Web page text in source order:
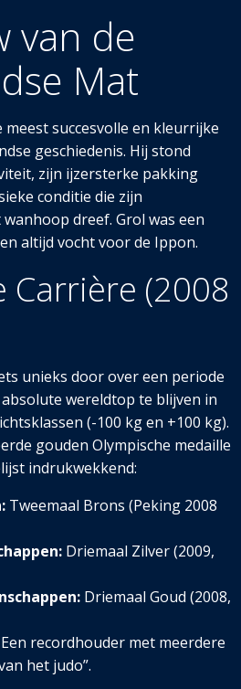
van de
Mat
meest succesvolle en kleurrijke
geschiedenis. Hij stond
zijn ijzersterke pakking
conditie die zijn
dreef. Grol was een
altijd vocht voor de Ippon.
Carrière (2008
unieks door over een periode
wereldtop te blijven in
(-100 kg en +100 kg).
gouden Olympische medaille
indrukwekkend:
Tweemaal Brons (Peking 2008
Driemaal Zilver (2009,
Driemaal Goud (2008,
recordhouder met meerdere
het judo”.